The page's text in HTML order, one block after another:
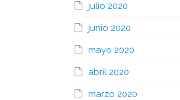
julio 2020
junio 2020
mayo 2020
abril 2020
marzo 2020